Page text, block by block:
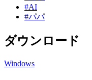
#AI
#パパ
ダウンロード
Windows